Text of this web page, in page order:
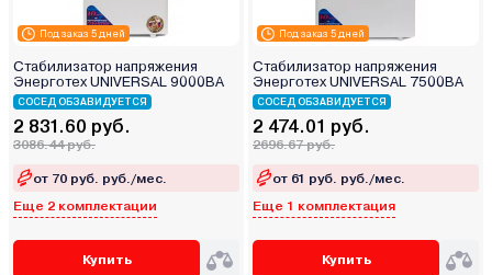
Под заказ 5 дней
Стабилизатор напряжения
Энерготех UNIVERSAL 9000ВА
СОСЕД ОБЗАВИДУЕТСЯ
2 831.60 руб.
3086.44 руб.
от 70 руб. руб./мес.
Еще 2 комплектации
Купить
Под заказ 5 дней
Стабилизатор напряжения
Энерготех UNIVERSAL 7500ВА
СОСЕД ОБЗАВИДУЕТСЯ
2 474.01 руб.
2696.67 руб.
от 61 руб. руб./мес.
Еще 1 комплектация
Купить